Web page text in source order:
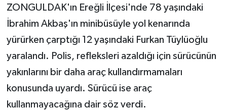
ZONGULDAK'ın Ereğli İlçesi'nde 78 yaşındaki
İbrahim Akbaş'ın minibüsüyle yol kenarında
yürürken çarptığı 12 yaşındaki Furkan Tüylüoğlu
yaralandı. Polis, refleksleri azaldığı için sürücünün
yakınlarını bir daha araç kullandırmamaları
konusunda uyardı. Sürücü ise araç
kullanmayacağına dair söz verdi.
DÜNYA
YEREL